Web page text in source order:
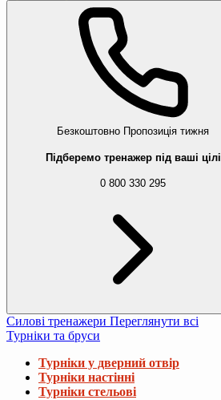
Безкоштовно Пропозиція тижня
Підберемо тренажер під ваші цілі
0 800 330 295
Силові тренажери Переглянути всі
Турніки та бруси
Турніки у дверний отвір
Турніки настінні
Турніки стельові